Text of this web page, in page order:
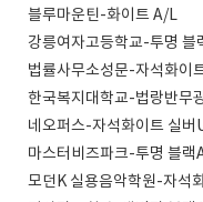
블루마운틴-화이트 A/L
강릉여자고등학교-투명
법률사무소성문-자석화이
한국복지대학교-법랑반무
네오퍼스-자석화이트 실버
마스터비즈파크-투명 블
모던K 실용음악학원-자석